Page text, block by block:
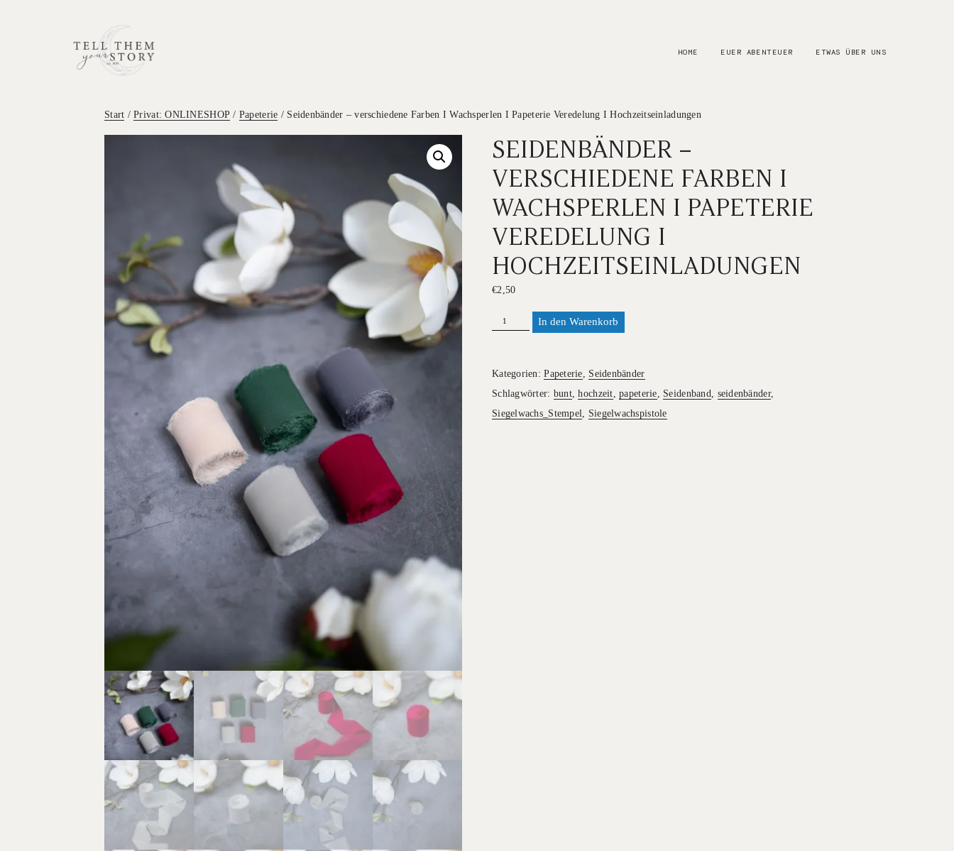
HOME EUER ABENTEUER ETWAS ÜBER UNS
Start /Privat: ONLINESHOP / Papeterie / Seidenbänder – verschiedene Farben I Wachsperlen I Papeterie Veredelung I Hochzeitseinladungen
SEIDENBÄNDER –
VERSCHIEDENE FARBEN I
WACHSPERLEN I PAPETERIE
VEREDELUNG I
HOCHZEITSEINLADUNGEN
€2,50
Seidenbänder
-
I
Wachsperlen
Papeterie
In den Warenkorb
Kategorien:Papeterie
Seidenbänder
Schlagwörter: bunt,hochzeit ,papeterie Seidenband seidenbänder,
Siegelwachs_Stempel
Siegelwachspistole